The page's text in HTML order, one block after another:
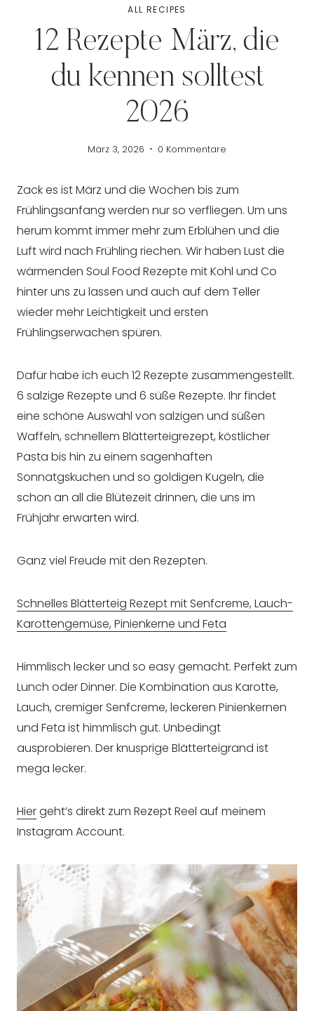
ALL RECIPES
12 Rezepte März, die
du kennen solltest
2026
März 3, 2026 0 Kommentare
Zack es ist März und die Wochen bis zum
Frühlingsanfang werden nur so verfliegen. Um uns
herum kommt immer mehr zum Erblühen und die
Luft wird nach Frühling riechen. Wir haben Lust die
wärmenden Soul Food Rezepte mit Kohl und Co
hinter uns zu lassen und auch auf dem Teller
wieder mehr Leichtigkeit und ersten
Frühlingserwachen spüren.
Dafür habe ich euch 12 Rezepte zusammengestellt.
6 salzige Rezepte und 6 süße Rezepte. Ihr findet
eine schöne Auswahl von salzigen und süßen
Waffeln, schnellem Blätterteigrezept, köstlicher
Pasta bis hin zu einem sagenhaften
Sonnatgskuchen und so goldigen Kugeln, die
schon an all die Blütezeit drinnen, die uns im
Frühjahr erwarten wird.
Ganz viel Freude mit den Rezepten.
Schnelles Blätterteig Rezept mit Senfcreme, Lauch-
Karottengemüse, Pinienkerne und Feta
Himmlisch lecker und so easy gemacht. Perfekt zum
Lunch oder Dinner. Die Kombination aus Karotte,
Lauch, cremiger Senfcreme, leckeren Pinienkernen
und Feta ist himmlisch gut. Unbedingt
ausprobieren. Der knusprige Blätterteigrand ist
mega lecker.
Hiergeht’s direkt zum Rezept Reel auf meinem
Instagram Account.